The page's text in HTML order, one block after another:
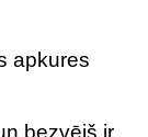
apkures
bezvējš ir